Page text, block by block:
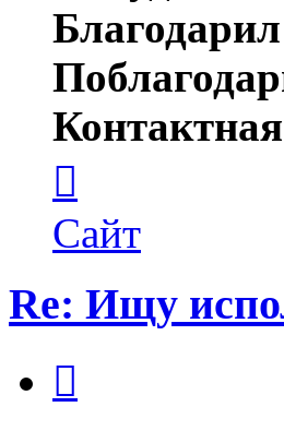
пользователя
Shadow
Сайт
Re: Ищу